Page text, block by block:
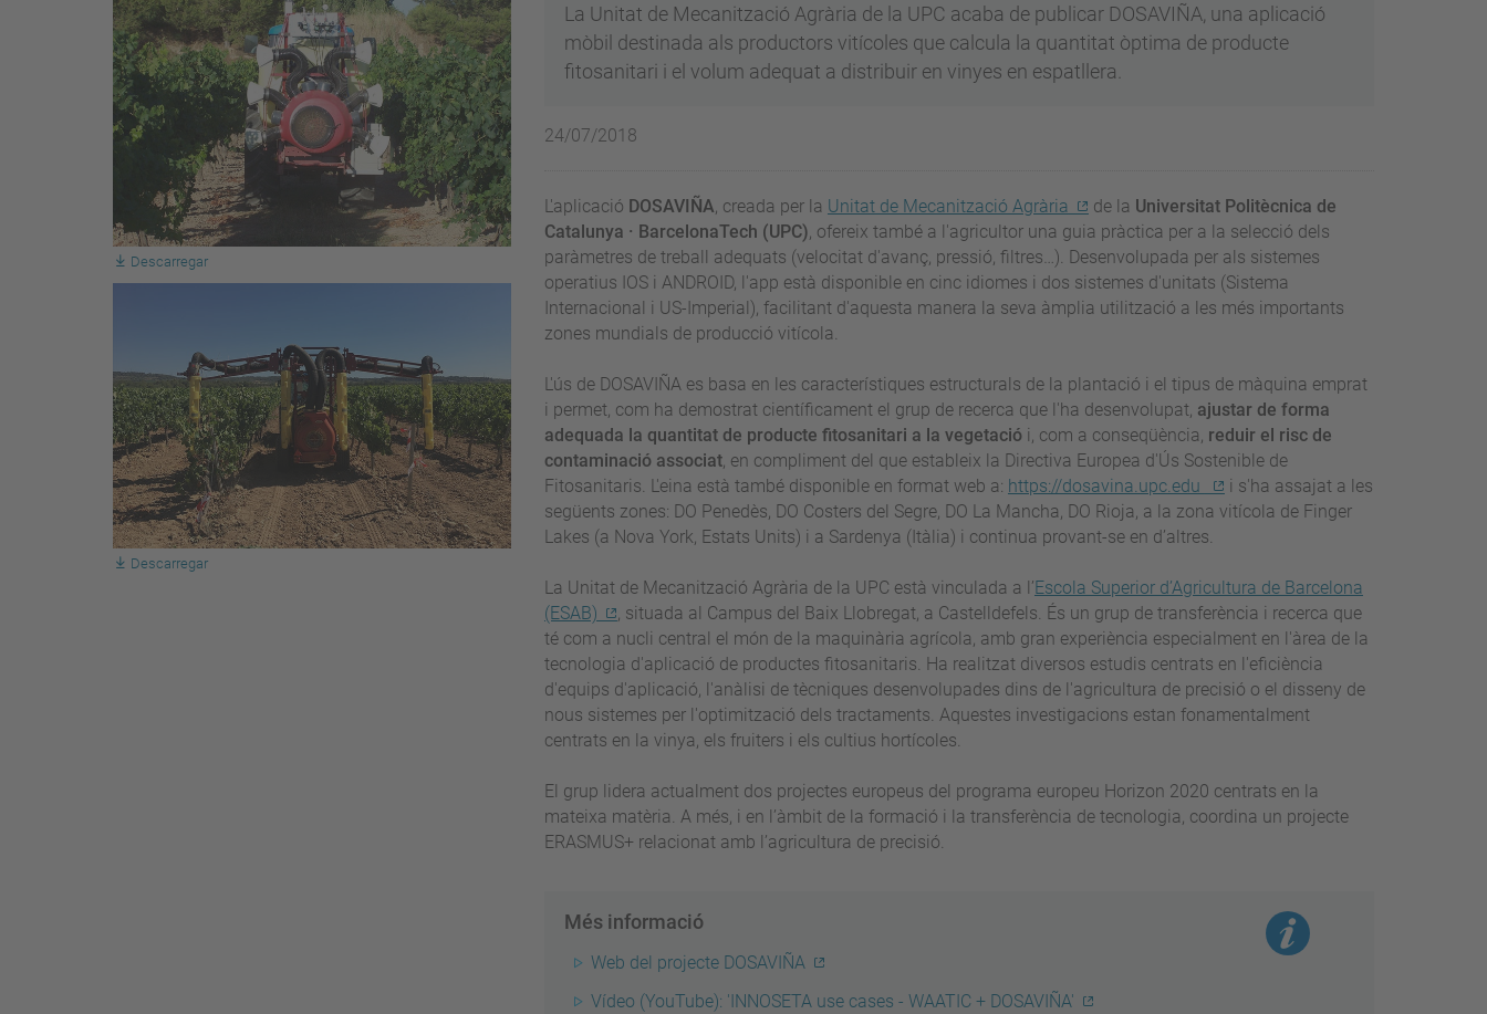
Descarregar
Descarregar
La Unitat de Mecanització Agrària de la UPC acaba de publicar DOSAVIÑA, una aplicació
mòbil destinada als productors vitícoles que calcula la quantitat òptima de producte
fitosanitari i el volum adequat a distribuir en vinyes en espatllera.
24/07/2018
L'aplicació DOSAVIÑA, creada per la Unitat de Mecanització Agrària de la Universitat Politècnica de
Catalunya · BarcelonaTech (UPC), ofereix també a l'agricultor una guia pràctica per a la selecció dels
paràmetres de treball adequats (velocitat d'avanç, pressió, filtres…). Desenvolupada per als sistemes
operatius IOS i ANDROID, l'app està disponible en cinc idiomes i dos sistemes d'unitats (Sistema
Internacional i US-Imperial), facilitant d'aquesta manera la seva àmplia utilització a les més importants
zones mundials de producció vitícola.
L'ús de DOSAVIÑA es basa en les característiques estructurals de la plantació i el tipus de màquina emprat
i permet, com ha demostrat científicament el grup de recerca que l'ha desenvolupat, ajustar de forma
adequada la quantitat de producte fitosanitari a la vegetaciói, com a conseqüència, reduir el risc de
contaminació associat, en compliment del que estableix la Directiva Europea d'Ús Sostenible de
Fitosanitaris. L'eina està també disponible en format web a: https://dosavina.upc.edu
i s'ha assajat a les
següents zones: DO Penedès, DO Costers del Segre, DO La Mancha, DO Rioja, a la zona vitícola de Finger
Lakes (a Nova York, Estats Units) i a Sardenya (Itàlia) i continua provant-se en d’altres.
La Unitat de Mecanització Agrària de la UPC està vinculada a l’Escola Superior d’Agricultura de Barcelona
(ESAB)
, situada al Campus del Baix Llobregat, a Castelldefels. És un grup de transferència i recerca que
té com a nucli central el món de la maquinària agrícola, amb gran experiència especialment en l'àrea de la
tecnologia d'aplicació de productes fitosanitaris. Ha realitzat diversos estudis centrats en l'eficiència
d'equips d'aplicació, l'anàlisi de tècniques desenvolupades dins de l'agricultura de precisió o el disseny de
nous sistemes per l'optimització dels tractaments. Aquestes investigacions estan fonamentalment
centrats en la vinya, els fruiters i els cultius hortícoles.
El grup lidera actualment dos projectes europeus del programa europeu Horizon 2020 centrats en la
mateixa matèria. A més, i en l’àmbit de la formació i la transferència de tecnologia, coordina un projecte
ERASMUS+ relacionat amb l’agricultura de precisió.
Més informació
Web del projecte DOSAVIÑA
Vídeo (YouTube): 'INNOSETA use cases - WAATIC + DOSAVIÑA'